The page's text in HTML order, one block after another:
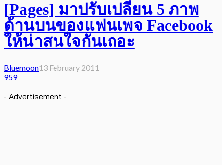
[Pages] มาปรับเปลี่ยน 5 ภาพ
ด้านบนของแฟนเพจ Facebook
ให้น่าสนใจกันเถอะ
Bluemoon13 February 2011
959
- Advertisement -